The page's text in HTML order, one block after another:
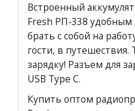
Встроенный
Fresh РП-338 удобным
брать с собой на
гости, в путешествия.
зарядку! Разъем для
USB Type C.
Купить оптом